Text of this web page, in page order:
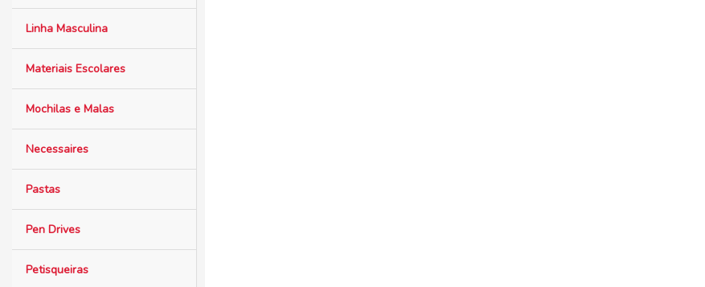
Linha Masculina
Materiais Escolares
Mochilas e Malas
Necessaires
Pastas
Pen Drives
Petisqueiras